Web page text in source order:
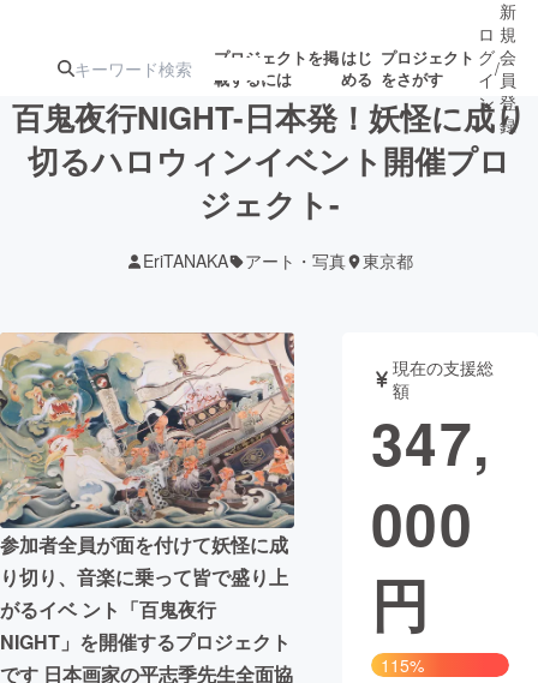
プロジェクトを掲
載するには
はじ
める
プロジェクト
をさがす
注目の新着プロ募集終了が近いプ
テクノロジー・ガジェット
映像・映画 書籍・雑誌
ビジネス・起業 チャレンジ
まちづくり・地域活性化
CAMPFIRE for Social Good
CAMPFIRE Creation
ロ
グ
イ
ン
/
新
規
会
員
登
録
百鬼夜行NIGHT-日本発！妖怪に成り
切るハロウィンイベント開催プロ
ジェクト-
EriTANAKA アート・写真 東京都
参加者全員が面を付けて妖怪に成
り切り、音楽に乗って皆で盛り上
がるイベ ント「百鬼夜行
NIGHT」を開催するプロジェクト
です 日本画家の平志季先生全面協
現在の支援総
額
347,
000
円
115%